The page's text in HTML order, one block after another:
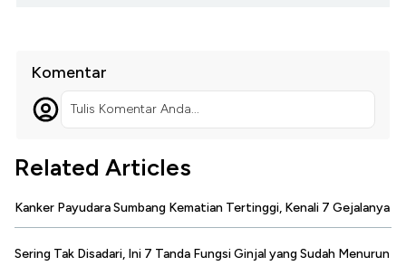
Komentar
Tulis Komentar Anda...
Related Articles
Kanker Payudara Sumbang Kematian Tertinggi, Kenali 7 Gejalanya
Sering Tak Disadari, Ini 7 Tanda Fungsi Ginjal yang Sudah Menurun